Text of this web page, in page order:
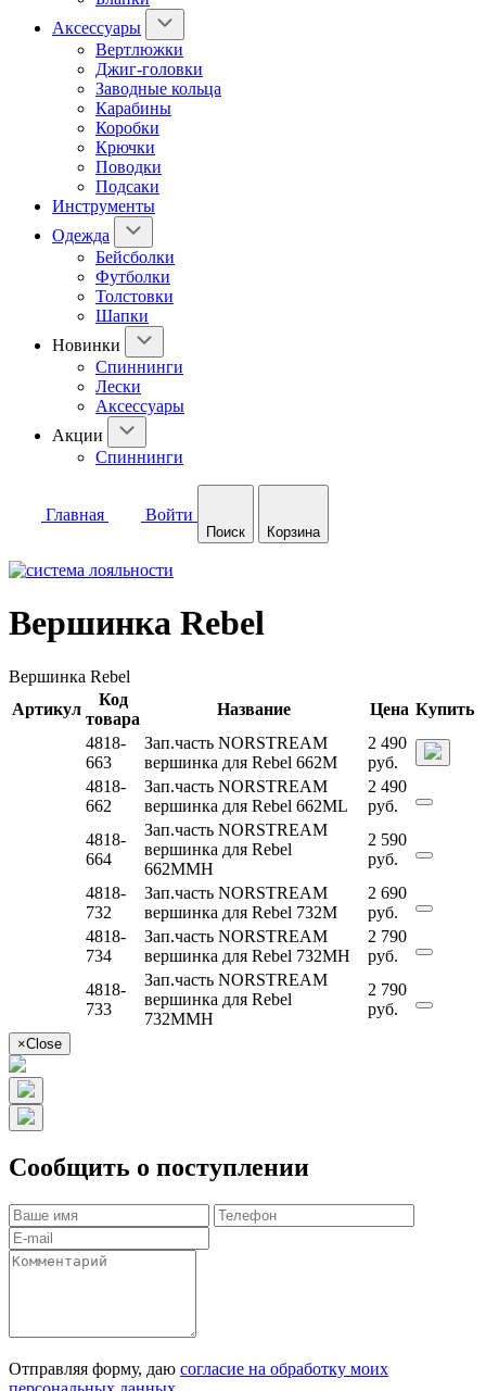
Аксессуары
Вертлюжки
Джиг-головки
Заводные кольца
Карабины
Коробки
Крючки
Поводки
Подсаки
Инструменты
Одежда
Бейсболки
Футболки
Толстовки
Шапки
Новинки
Спиннинги
Лески
Аксессуары
Акции
Спиннинги
Главная Войти
Поиск Корзина
Вершинка Rebel
Вершинка Rebel
Артикул
Код
товара
Название Цена Купить
4818-
663
Зап.часть NORSTREAM
вершинка для Rebel 662M
2 490
руб.
4818-
662
Зап.часть NORSTREAM
вершинка для Rebel 662ML
2 490
руб.
4818-
664
Зап.часть NORSTREAM
вершинка для Rebel
662MMH
2 590
руб.
4818-
732
Зап.часть NORSTREAM
вершинка для Rebel 732M
2 690
руб.
4818-
734
Зап.часть NORSTREAM
вершинка для Rebel 732MH
2 790
руб.
4818-
733
Зап.часть NORSTREAM
вершинка для Rebel
732MMH
2 790
руб.
×Close
Сообщить о поступлении
Отправляя форму, даю согласие на обработку моих